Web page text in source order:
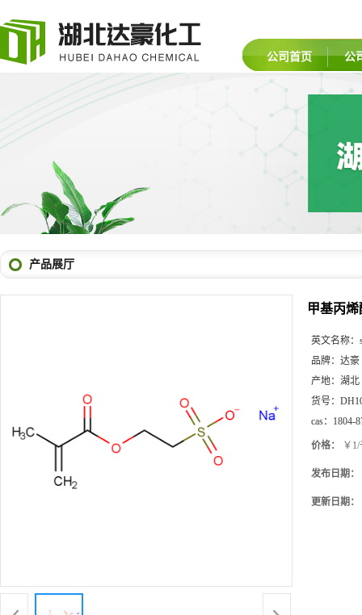
公司首页 公
产品展厅
甲基丙
英文名称：
品牌： 达豪
产地： 湖北
货号：
cas： 1804-
价格： ￥
发布日期：
更新日期：